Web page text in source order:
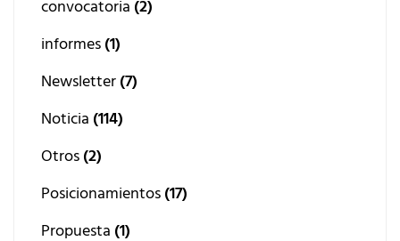
convocatoria (2)
informes(1)
Newsletter(7)
Noticia (114)
Otros(2)
Posicionamientos(17)
Propuesta (1)